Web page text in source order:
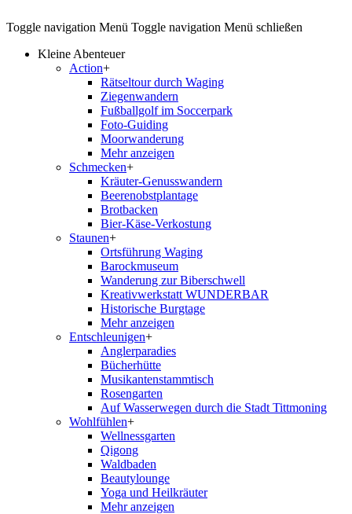
Toggle navigation Menü Toggle navigation Menü schließen
Kleine Abenteuer
Action+
Rätseltour durch Waging
Ziegenwandern
Fußballgolf im Soccerpark
Foto-Guiding
Moorwanderung
Mehr anzeigen
Schmecken+
Kräuter-Genusswandern
Beerenobstplantage
Brotbacken
Bier-Käse-Verkostung
Staunen+
Ortsführung Waging
Barockmuseum
Wanderung zur Biberschwell
Kreativwerkstatt WUNDERBAR
Historische Burgtage
Mehr anzeigen
Entschleunigen+
Anglerparadies
Bücherhütte
Musikantenstammtisch
Rosengarten
Auf Wasserwegen durch die Stadt Tittmoning
Wohlfühlen+
Wellnessgarten
Qigong
Waldbaden
Beautylounge
Yoga und Heilkräuter
Mehr anzeigen